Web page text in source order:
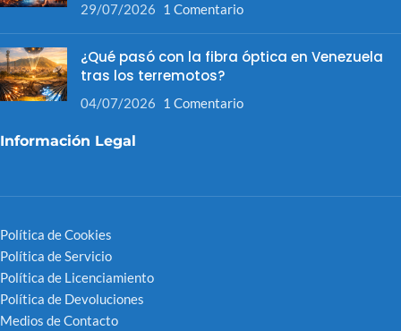
29/07/2026 1 Comentario
¿Qué pasó con la fibra óptica en Venezuela
tras los terremotos?
04/07/2026 1 Comentario
Información Legal
Política de Cookies
Política de Servicio
Política de Licenciamiento
Política de Devoluciones
Medios de Contacto